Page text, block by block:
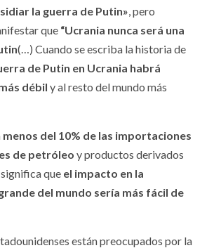
la guerra de Putin» , pero
que “Ucrania nunca será una
(…) Cuando se escriba la historia de
de Putin en Ucrania habrá
débil y al resto del mundo más
menos del 10% de las importaciones
de petróleo y productos derivados
que el impacto en la
del mundo sería más fácil de
están preocupados por la